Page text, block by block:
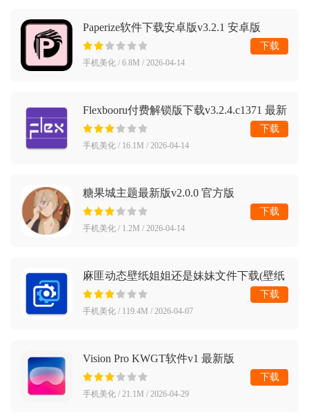
Paperize软件下载安卓版v3.2.1 安卓版
手机美化 / 6.8M / 2026-04-14
下载
Flexbooru付费解锁版下载v3.2.4.c1371 最新
版
手机美化 / 16.1M / 2026-04-14
下载
糖果城主题最新版v2.0.0 官方版
手机美化 / 1.2M / 2026-04-14
下载
麻匪动态壁纸姐姐还是妹妹文件下载(壁纸
引擎)v2.7.4 安卓版
手机美化 / 119.4M / 2026-04-07
下载
Vision Pro KWGT软件v1 最新版
手机美化 / 21.1M / 2026-04-29
下载